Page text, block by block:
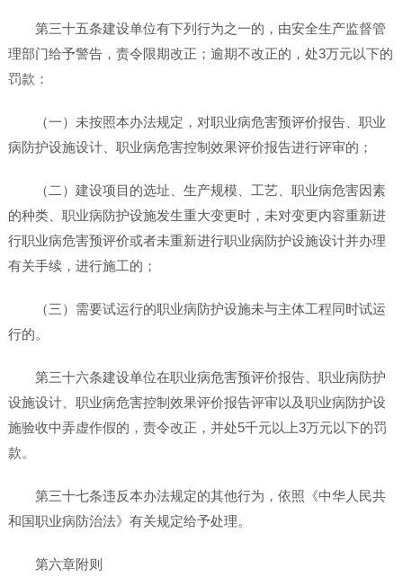
第三十五条建设单位有下列行为之一的，由安全生产监督管
理部门给予警告，责令限期改正；逾期不改正的，处3万元以下的
罚款：
（一）未按照本办法规定，对职业病危害预评价报告、职业
病防护设施设计、职业病危害控制效果评价报告进行评审的；
（二）建设项目的选址、生产规模、工艺、职业病危害因素
的种类、职业病防护设施发生重大变更时，未对变更内容重新进
行职业病危害预评价或者未重新进行职业病防护设施设计并办理
有关手续，进行施工的；
（三）需要试运行的职业病防护设施未与主体工程同时试运
行的。
第三十六条建设单位在职业病危害预评价报告、职业病防护
设施设计、职业病危害控制效果评价报告评审以及职业病防护设
施验收中弄虚作假的，责令改正，并处5千元以上3万元以下的罚
款。
第三十七条违反本办法规定的其他行为，依照《中华人民共
和国职业病防治法》有关规定给予处理。
第六章附则